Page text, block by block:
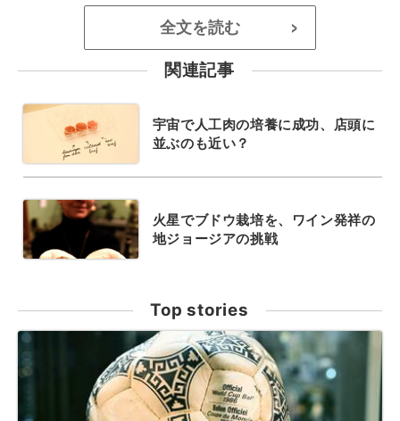
全文を読む >
関連記事
宇宙で人工肉の培養に成功、店頭に
並ぶのも近い？
火星でブドウ栽培を、ワイン発祥の
地ジョージアの挑戦
Top stories